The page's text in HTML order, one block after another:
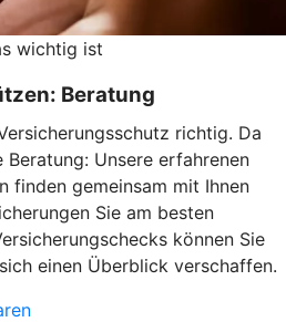
wichtig ist
Beratung
richtig. Da
Unsere erfahrenen
finden gemeinsam mit Ihnen
Sie am besten
können Sie
einen Überblick verschaffen.